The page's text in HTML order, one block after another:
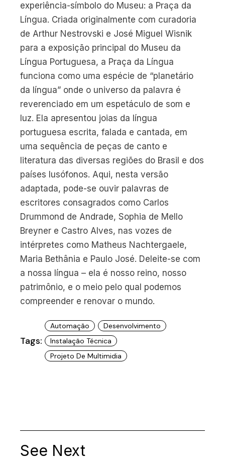
experiência-símbolo do Museu: a Praça da
Língua. Criada originalmente com curadoria
de Arthur Nestrovski e José Miguel Wisnik
para a exposição principal do Museu da
Língua Portuguesa, a Praça da Língua
funciona como uma espécie de “planetário
da língua” onde o universo da palavra é
reverenciado em um espetáculo de som e
luz. Ela apresentou joias da língua
portuguesa escrita, falada e cantada, em
uma sequência de peças de canto e
literatura das diversas regiões do Brasil e dos
países lusófonos. Aqui, nesta versão
adaptada, pode-se ouvir palavras de
escritores consagrados como Carlos
Drummond de Andrade, Sophia de Mello
Breyner e Castro Alves, nas vozes de
intérpretes como Matheus Nachtergaele,
Maria Bethânia e Paulo José. Deleite-se com
a nossa língua – ela é nosso reino, nosso
patrimônio, e o meio pelo qual podemos
compreender e renovar o mundo.
Tags:
Automação
Desenvolvimento
Instalação Técnica
Projeto De Multimidia
See Next